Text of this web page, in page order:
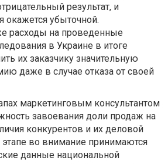
результат, и
окажется убыточной.
расходы на проведенные
в Украине в итоге
их заказчику значительную
даже в случае отказа от своей
маркетинговым консультантом
завоевания доли продаж на
конкурентов и их деловой
этапе во внимание принимаются
данные национальной